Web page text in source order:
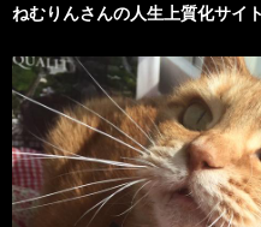
ねむりんさんの人生上質化サイト